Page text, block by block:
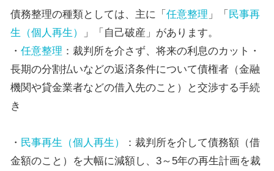
債務整理の種類としては、主に「 任意整理 」「 民事再
生（個人再生）
」「自己破産」があります。
・ 任意整理 ：裁判所を介さず、将来の利息のカット・
長期の分割払いなどの返済条件について債権者（金融
機関や貸金業者などの借入先のこと）と交渉する手続
き
・ 民事再生（個人再生）
：裁判所を介して債務額（借
金額のこと）を大幅に減額し、3～5年の再生計画を裁